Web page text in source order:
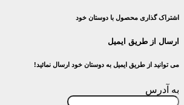
اشتراک گذاری محصول با دوستان خود
ارسال از طریق ایمیل
می توانید از طریق ایمیل به دوستان خود ارسال نمائید!
به آدرس